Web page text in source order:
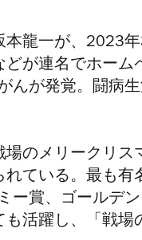
本龍一が、2023
が連名でホーム
が発覚。闘病生
のメリークリス
れている。最も有
ー賞、ゴールデ
活躍し、「戦場